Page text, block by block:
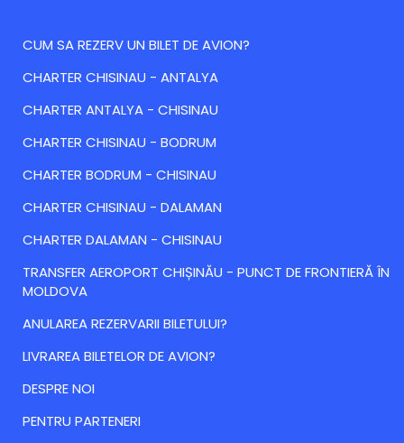
CUM SA REZERV UN BILET DE AVION?
CHARTER CHISINAU - ANTALYA
CHARTER ANTALYA - CHISINAU
CHARTER CHISINAU - BODRUM
CHARTER BODRUM - CHISINAU
CHARTER CHISINAU - DALAMAN
CHARTER DALAMAN - CHISINAU
TRANSFER AEROPORT CHIȘINĂU - PUNCT DE FRONTIERĂ ÎN
MOLDOVA
ANULAREA REZERVARII BILETULUI?
LIVRAREA BILETELOR DE AVION?
DESPRE NOI
PENTRU PARTENERI